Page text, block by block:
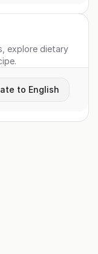
explore dietary
to English